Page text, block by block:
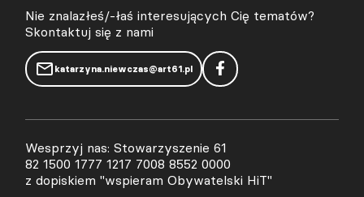
Nie znalazłeś/-łaś interesujących Cię tematów?
Skontaktuj się z nami
katarzyna.niewczas@art61.pl
Wesprzyj nas: Stowarzyszenie 61
82 1500 1777 1217 7008 8552 0000
z dopiskiem "wspieram Obywatelski HiT"